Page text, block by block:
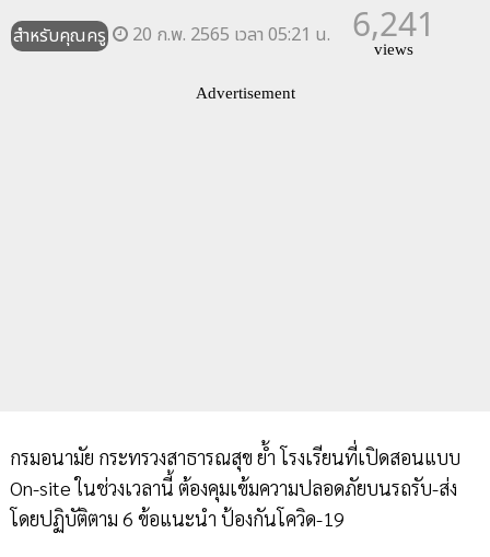
สำหรับคุณครู 20 ก.พ. 2565 เวลา 05:21 น. 6,241
views
Advertisement
กรมอนามัย กระทรวงสาธารณสุข ย้ำ โรงเรียนที่เปิดสอนแบบ
On-site ในช่วงเวลานี้ ต้องคุมเข้มความปลอดภัยบนรถรับ-ส่ง
โดยปฏิบัติตาม 6 ข้อแนะนำ ป้องกันโควิด-19